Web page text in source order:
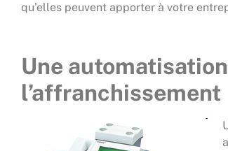
qu’elles peuvent apporter à votre
Une
l’affranchissement